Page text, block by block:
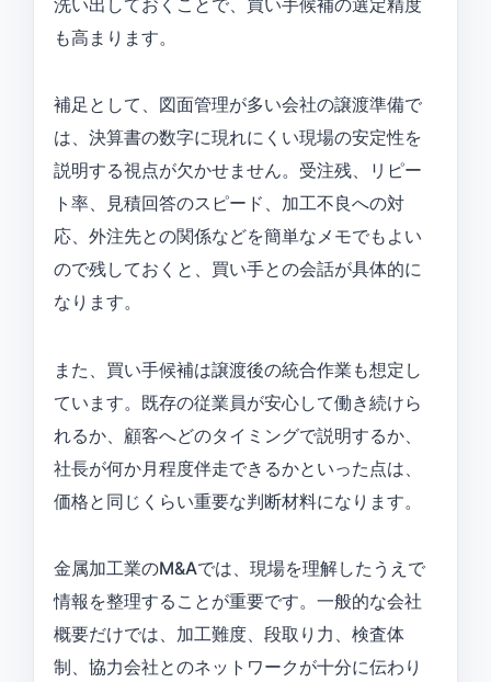
洗い出しておくことで、買い手候補の選定精度
も高まります。
補足として、図面管理が多い会社の譲渡準備で
は、決算書の数字に現れにくい現場の安定性を
説明する視点が欠かせません。受注残、リピー
ト率、見積回答のスピード、加工不良への対
応、外注先との関係などを簡単なメモでもよい
ので残しておくと、買い手との会話が具体的に
なります。
また、買い手候補は譲渡後の統合作業も想定し
ています。既存の従業員が安心して働き続けら
れるか、顧客へどのタイミングで説明するか、
社長が何か月程度伴走できるかといった点は、
価格と同じくらい重要な判断材料になります。
金属加工業のM&Aでは、現場を理解したうえで
情報を整理することが重要です。一般的な会社
概要だけでは、加工難度、段取り力、検査体
制、協力会社とのネットワークが十分に伝わり